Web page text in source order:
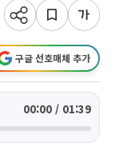
구글 선호매체 추가
00:00 / 01:39